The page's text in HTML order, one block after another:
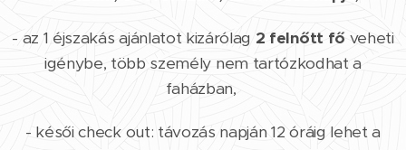
- az 1 éjszakás ajánlatot kizárólag 2 felnőtt fő veheti
igénybe, több személy nem tartózkodhat a
faházban,
- késői check out: távozás napján 12 óráig lehet a